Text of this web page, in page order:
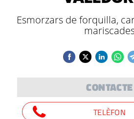
Esmorzars de forquilla,
CONTACTE
TELÈFON